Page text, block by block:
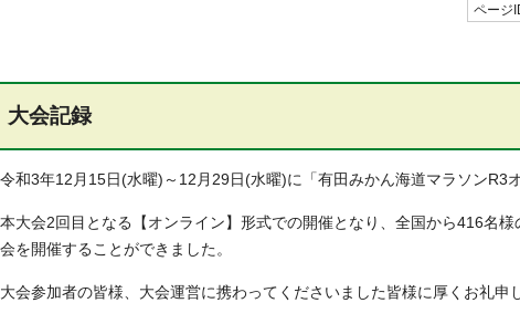
ページ
大会記録
令和3年12月15日(水曜)～12月29日(水曜)に「有田みかん海道マラソンR3
本大会2回目となる【オンライン】形式での開催となり、全国から416名
会を開催することができました。
大会参加者の皆様、大会運営に携わってくださいました皆様に厚くお礼申